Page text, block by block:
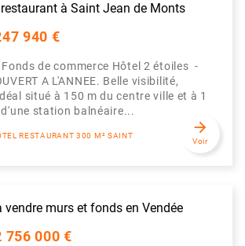
à Saint Jean de Monts
940 €
Fonds de commerce Hôtel 2 étoiles -
A L'ANNEE. Belle visibilité,
situé à 150 m du centre ville et à 1
d'une station balnéaire...
RESTAURANT 300 M² SAINT
arrow_forward
Voir
vendre murs et fonds en Vendée
756 000 €